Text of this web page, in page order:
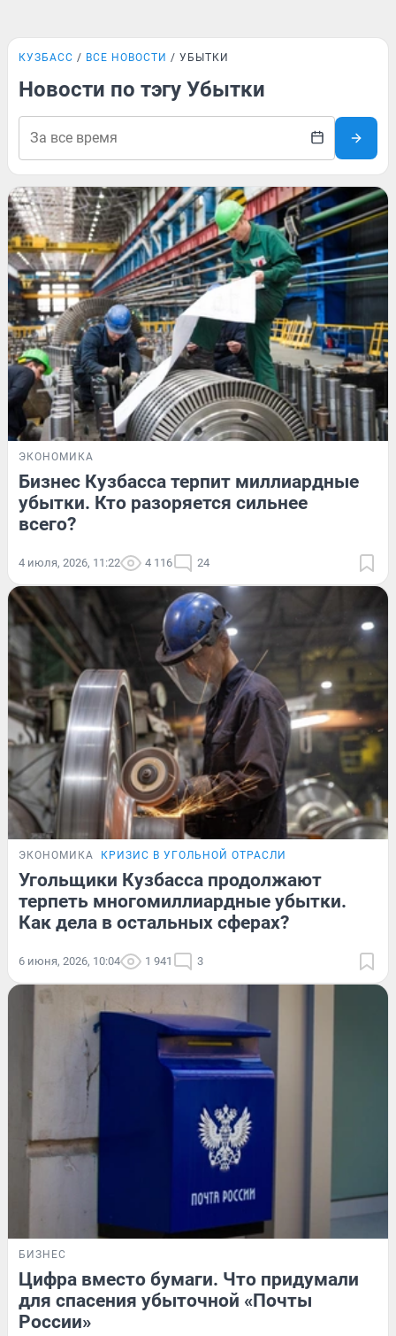
КУЗБАСС ВСЕ НОВОСТИ УБЫТКИ
Новости по тэгу Убытки
ЭКОНОМИКА
Бизнес Кузбасса терпит миллиардные
убытки. Кто разоряется сильнее
всего?
4 июля, 2026, 11:22 4 116 24
ЭКОНОМИКА КРИЗИС В УГОЛЬНОЙ ОТРАСЛИ
Угольщики Кузбасса продолжают
терпеть многомиллиардные убытки.
Как дела в остальных сферах?
6 июня, 2026, 10:04 1 941 3
БИЗНЕС
Цифра вместо бумаги. Что придумали
для спасения убыточной «Почты
России»